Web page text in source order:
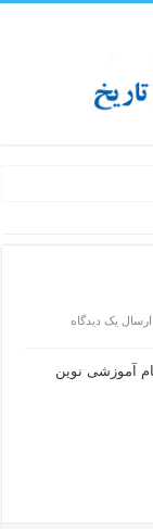
ارسال یک دیدگاه
آموزشی نوین